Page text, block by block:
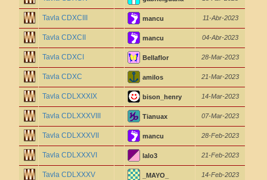
Tavla CDXCIII mancu 11-Abr-2023
Tavla CDXCII mancu 04-Abr-2023
Tavla CDXCI Bellaflor 28-Mar-2023
Tavla CDXC amilos 21-Mar-2023
Tavla CDLXXXIX bison_henry 14-Mar-2023
Tavla CDLXXXVIII Tianuax 07-Mar-2023
Tavla CDLXXXVII mancu 28-Feb-2023
Tavla CDLXXXVI lalo3 21-Feb-2023
Tavla CDLXXXV _MAYO_ 14-Feb-2023